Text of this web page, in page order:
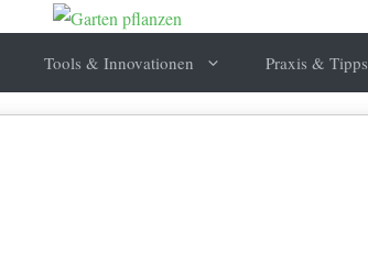
Tools & Innovationen Praxis & Tipps